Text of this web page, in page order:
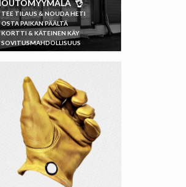
👌
TILAUS & NOUDA HETI
PAIKAN PÄÄLTÄ
& KÄTEINEN KÄY